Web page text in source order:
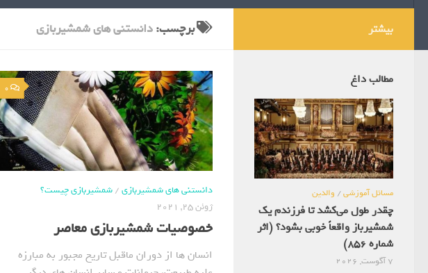
برچسب:دانستنی های شمشیربازی
0
دانستنی های شمشیربازی/شمشیربازی چیست؟
ژوئن 25, 2021
خصوصیات شمشیربازی معاصر
انسان ها از دوران ماقبل تاریخ مجبور به مبارزه
بیشتر
مطالب داغ
مسائل آموزشی/ والدین
چقدر طول می‌کشد تا فرزندم یک
شمشیرباز واقعاً خوبی بشود؟ (اثر
شماره 856)
7 آگوست, 2026